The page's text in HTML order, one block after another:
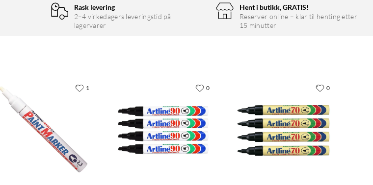
Rask levering
2–4 virkedagers leveringstid på
lagervarer
Hent i butikk, GRATIS!
Reserver online – klar til henting etter
15 minutter
1 0 0